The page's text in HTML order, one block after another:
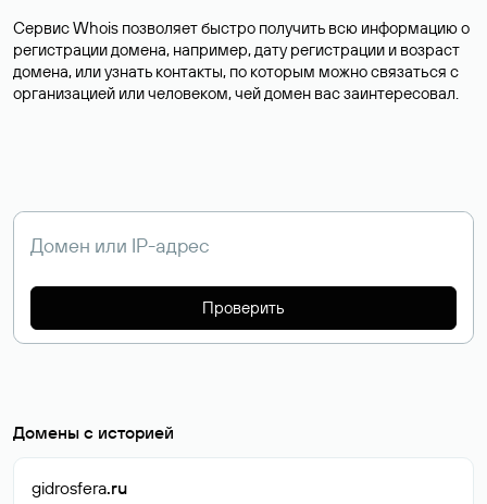
Сервис Whois позволяет быстро получить всю информацию о
регистрации домена, например, дату регистрации и возраст
домена, или узнать контакты, по которым можно связаться с
организацией или человеком, чей домен вас заинтересовал.
Проверить
Домены с историей
gidrosfera.ru